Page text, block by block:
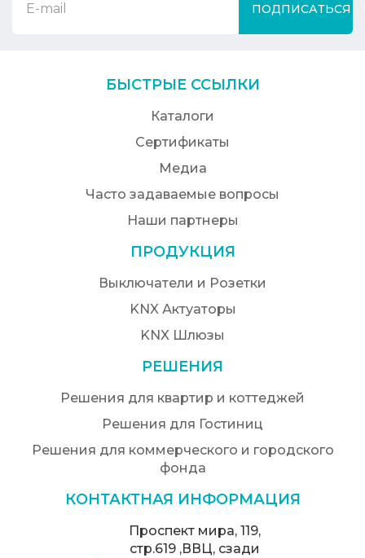
ПОДПИСАТЬСЯ
БЫСТРЫЕ ССЫЛКИ
Каталоги
Сертификаты
Медиа
Часто задаваемые вопросы
Наши партнеры
ПРОДУКЦИЯ
Выключатели и Розетки
KNX Актуаторы
KNX Шлюзы
РЕШЕНИЯ
Решения для квартир и коттеджей
Решения для Гостиниц
Решения для коммерческого и городского
фонда
КОНТАКТНАЯ ИНФОРМАЦИЯ
Проспект мира, 119,
стр.619 ,ВВЦ, сзади